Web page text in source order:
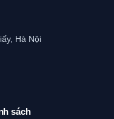
Hà Nội
sách